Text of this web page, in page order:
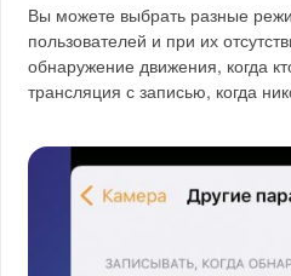
Вы можете выбрать разные
пользователей и при их
обнаружение движения, когда
трансляция с записью, когда